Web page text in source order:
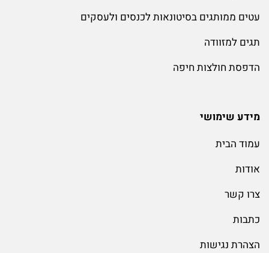
עטים ממותגים בסיטונאות לכנסים ולעסקים
תגים למזוודה
הדפסת חולצות חיפה
מידע שימושי
עמוד הבית
אודות
צרו קשר
כתבות
הצהרת נגישות